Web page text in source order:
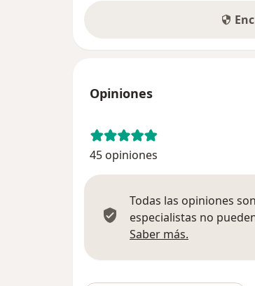
Opiniones
45 opiniones
Todas las opiniones
especialistas no
Saber más.